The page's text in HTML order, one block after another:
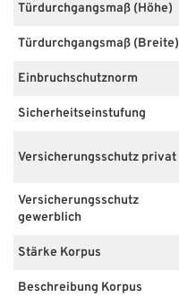
Türdurchgangsmaß (Höhe)
Türdurchgangsmaß (Breite)
Einbruchschutznorm
Sicherheitseinstufung
Versicherungsschutz privat
Versicherungsschutz
gewerblich
Stärke Korpus
Beschreibung Korpus